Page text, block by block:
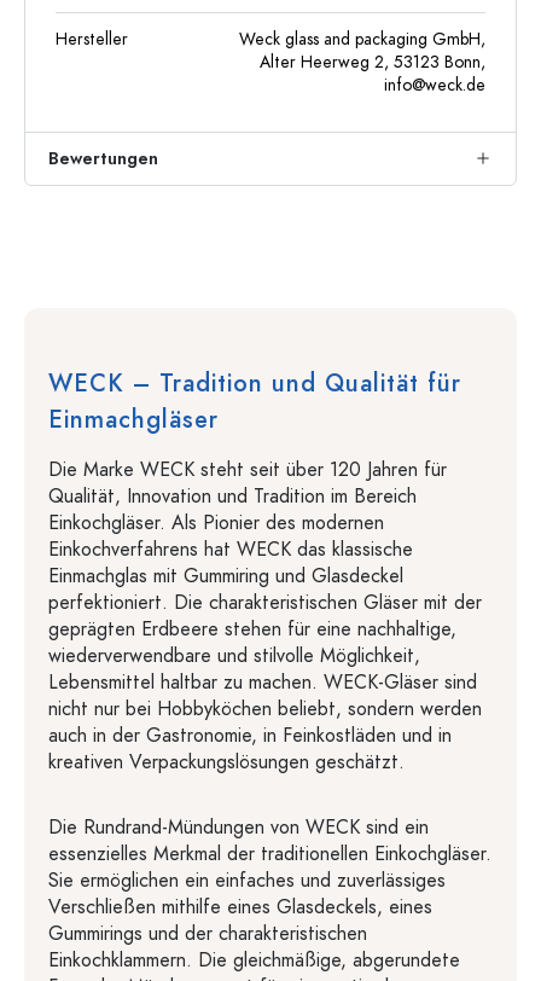
Hersteller
Weck glass and packaging GmbH,
Alter Heerweg 2, 53123 Bonn,
info@weck.de
Bewertungen
WECK – Tradition und Qualität für
Einmachgläser
Die Marke WECK steht seit über 120 Jahren für
Qualität, Innovation und Tradition im Bereich
Einkochgläser. Als Pionier des modernen
Einkochverfahrens hat WECK das klassische
Einmachglas mit Gummiring und Glasdeckel
perfektioniert. Die charakteristischen Gläser mit der
geprägten Erdbeere stehen für eine nachhaltige,
wiederverwendbare und stilvolle Möglichkeit,
Lebensmittel haltbar zu machen. WECK-Gläser sind
nicht nur bei Hobbyköchen beliebt, sondern werden
auch in der Gastronomie, in Feinkostläden und in
kreativen Verpackungslösungen geschätzt.
Die Rundrand-Mündungen von WECK sind ein
essenzielles Merkmal der traditionellen Einkochgläser.
Sie ermöglichen ein einfaches und zuverlässiges
Verschließen mithilfe eines Glasdeckels, eines
Gummirings und der charakteristischen
Einkochklammern. Die gleichmäßige, abgerundete